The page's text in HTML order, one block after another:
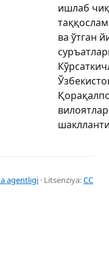
ишлаб
ва ўтган
agentligi · Litsenziya:CC